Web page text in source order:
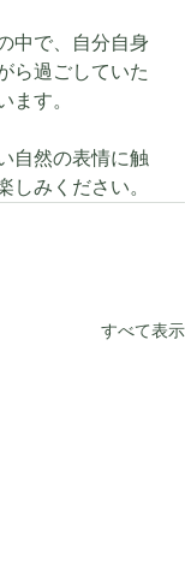
中で、自分自身
ら過ごしていた
ます。
自然の表情に触
しみください。
すべて表示